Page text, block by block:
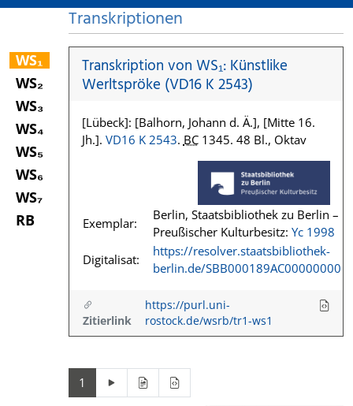
WS₁
WS₂
WS₃
WS₄
WS₅
WS₆
WS₇
RB
Transkriptionen
Transkription von WS₁: Künstlike
Werltspröke (VD16 K 2543)
[Lübeck]: [Balhorn, Johann d. Ä.], [Mitte 16.
Jh.]. VD16 K 2543. BC1345. 48 Bl., Oktav
Exemplar:
Berlin, Staatsbibliothek zu Berlin –
Preußischer Kulturbesitz: Yc 1998
Digitalisat:
https://resolver.staatsbibliothek-
berlin.de/SBB000189AC00000000
Zitierlink
https://purl.uni-
rostock.de/wsrb/tr1-ws1
1